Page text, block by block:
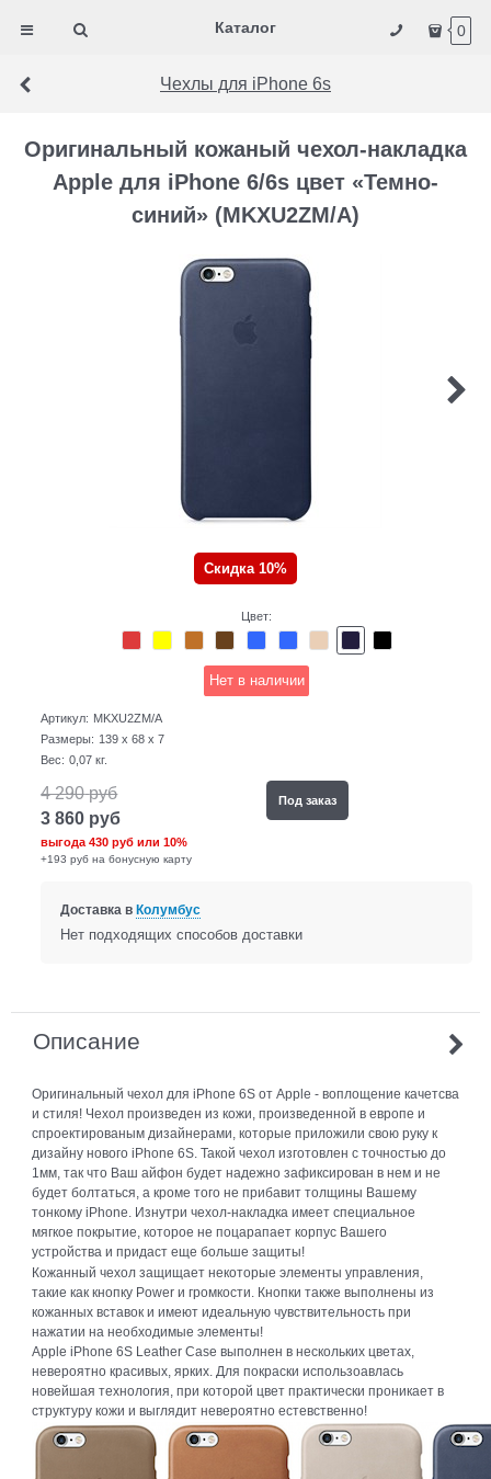
Каталог 0
Чехлы для iPhone 6s
Оригинальный кожаный чехол-накладка
Apple для iPhone 6/6s цвет «Темно-
синий» (MKXU2ZM/A)
Скидка 10%
Цвет:
Нет в наличии
Артикул: MKXU2ZM/A
Размеры: 139 x 68 x 7
Вес: 0,07 кг.
4 290 руб
3 860 руб
выгода430 руб или10%
+193 руб на бонусную карту
Под заказ
Доставка в Колумбус
Нет подходящих способов доставки
Описание
Оригинальный чехол для iPhone 6S от Apple - воплощение качетсва
и стиля! Чехол произведен из кожи, произведенной в европе и
спроектированым дизайнерами, которые приложили свою руку к
дизайну нового iPhone 6S. Такой чехол изготовлен с точностью до
1мм, так что Ваш айфон будет надежно зафиксирован в нем и не
будет болтаться, а кроме того не прибавит толщины Вашему
тонкому iPhone. Изнутри чехол-накладка имеет специальное
мягкое покрытие, которое не поцарапает корпус Вашего
устройства и придаст еще больше защиты!
Кожанный чехол защищает некоторые элементы управления,
такие как кнопку Power и громкости. Кнопки также выполнены из
кожанных вставок и имеют идеальную чувствительность при
нажатии на необходимые элементы!
Apple iPhone 6S Leather Case выполнен в нескольких цветах,
невероятно красивых, ярких. Для покраски использоавлась
новейшая технология, при которой цвет практически проникает в
структуру кожи и выглядит невероятно естевственно!